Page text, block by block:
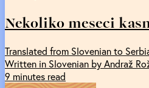
Nekoliko meseci
Translated from Slovenian to
Written in Slovenian by Andraž
9 minutes read